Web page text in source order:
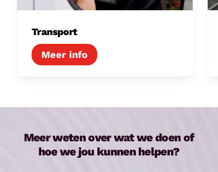
Transport
Meer weten over wat we doen of
hoe we jou kunnen helpen?